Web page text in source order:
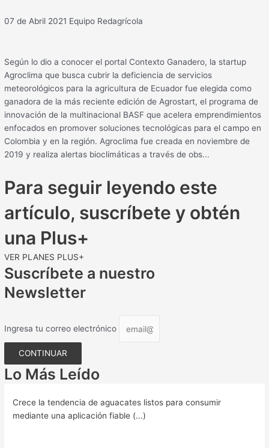
07 de Abril 2021 Equipo Redagrícola
Según lo dio a conocer el portal Contexto Ganadero, la startup
Agroclima que busca cubrir la deficiencia de servicios
meteorológicos para la agricultura de Ecuador fue elegida como
ganadora de la más reciente edición de Agrostart, el programa de
innovación de la multinacional BASF que acelera emprendimientos
enfocados en promover soluciones tecnológicas para el campo en
Colombia y en la región. Agroclima fue creada en noviembre de
2019 y realiza alertas bioclimáticas a través de obs...
Para seguir leyendo este
artículo, suscríbete y obtén
una Plus+
VER PLANES PLUS+
Suscríbete a nuestro
Newsletter
Ingresa tu correo electrónico
CONTINUAR
Lo Más Leído
Crece la tendencia de aguacates listos para consumir
mediante una aplicación fiable (...)